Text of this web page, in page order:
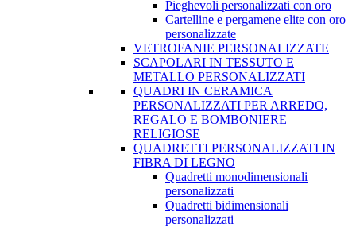
Pieghevoli personalizzati con oro
Cartelline e pergamene elite con oro
personalizzate
VETROFANIE PERSONALIZZATE
SCAPOLARI IN TESSUTO E
METALLO PERSONALIZZATI
QUADRI IN CERAMICA
PERSONALIZZATI PER ARREDO,
REGALO E BOMBONIERE
RELIGIOSE
QUADRETTI PERSONALIZZATI IN
FIBRA DI LEGNO
Quadretti monodimensionali
personalizzati
Quadretti bidimensionali
personalizzati